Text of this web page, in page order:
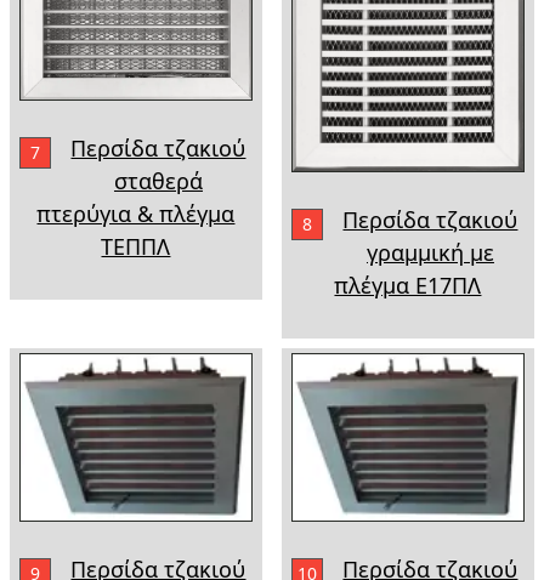
7
Περσίδα τζακιού
σταθερά
πτερύγια & πλέγμα
ΤΕΠΠΛ
8
Περσίδα τζακιού
γραμμική με
πλέγμα Ε17ΠΛ
9 Περσίδα τζακιού 10 Περσίδα τζακιού